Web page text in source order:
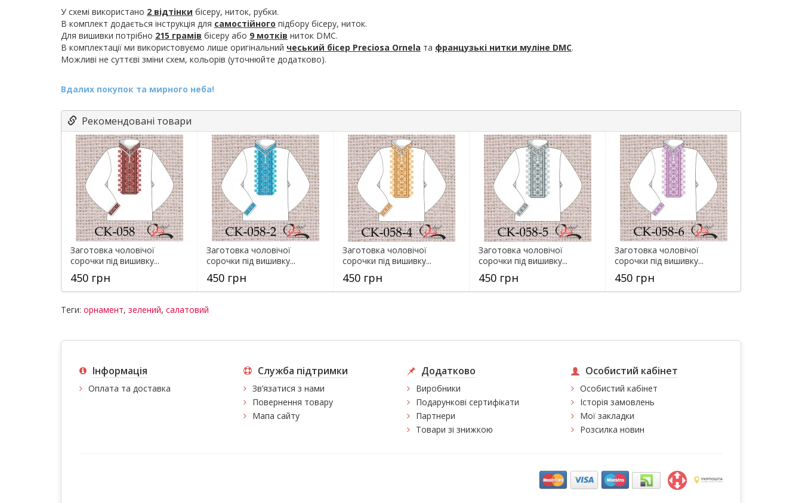
У схемі використано 2 відтінки бісеру, ниток, рубки.
В комплект додається інструкція для самостійного підбору бісеру, ниток.
Для вишивки потрібно 215 грамів бісеру або 9 мотків ниток DMC.
В комплектації ми використовуємо лише оригінальний чеський бісер Preciosa Ornela та французькі нитки муліне DMC.
Можливі не суттєві зміни схем, кольорів (уточнюйте додатково).
Вдалих покупок та мирного неба!
Рекомендовані товари
Заготовка чоловічої
сорочки під вишивку...
450 грн
Заготовка чоловічої
сорочки під вишивку...
450 грн
Заготовка чоловічої
сорочки під вишивку...
450 грн
Заготовка чоловічої
сорочки під вишивку...
450 грн
Заготовка чоловічої
сорочки під вишивку...
450 грн
Теги: орнамент, зелений, салатовий
Інформація
Оплата та доставка
Служба підтримки
Зв’язатися з нами
Повернення товару
Мапа сайту
Додатково
Виробники
Подарункові сертифікати
Партнери
Товари зі знижкою
Особистий кабінет
Особистий кабінет
Історія замовлень
Мої закладки
Розсилка новин